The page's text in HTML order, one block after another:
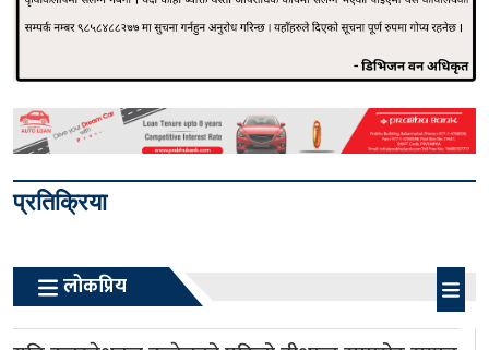
प्रतिक्रिया
लोकप्रिय